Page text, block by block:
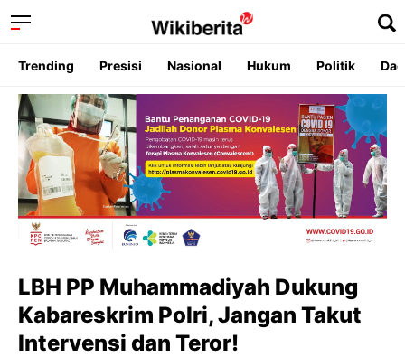
Trending Presisi Nasional Hukum Politik
LBH PP Muhammadiyah Dukung
Kabareskrim Polri, Jangan Takut
Intervensi dan Teror!